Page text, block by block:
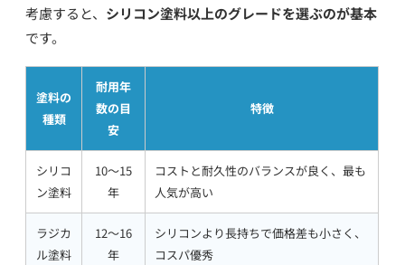
考慮すると、 シリコン塗料以上のグレードを選ぶのが基本
です。
塗料の
種類
耐用年
数の目
安
特徴
シリコ
ン塗料
10〜15
年
コストと耐久性のバランスが良く、最も
人気が高い
ラジカ
ル塗料
12〜16
年
シリコンより長持ちで価格差も小さく、
コスパ優秀